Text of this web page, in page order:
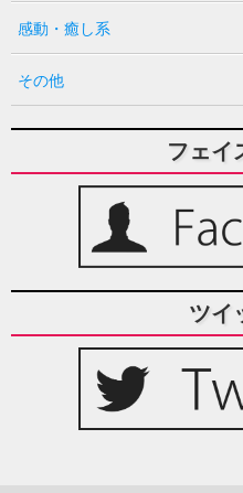
感動・癒し系
その他
フェイ
ツイ